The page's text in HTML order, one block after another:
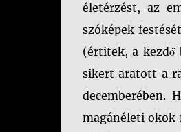
életérzést, az
szóképek
(értitek, a kezdő
sikert aratott a
decemberében.
magánéleti